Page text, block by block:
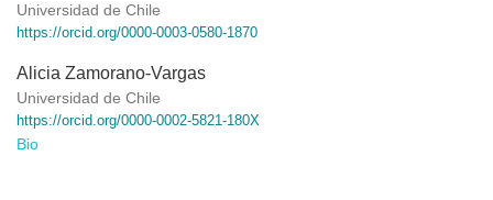
Universidad de Chile
https://orcid.org/0000-0003-0580-1870
Alicia Zamorano-Vargas
Universidad de Chile
https://orcid.org/0000-0002-5821-180X
Bio